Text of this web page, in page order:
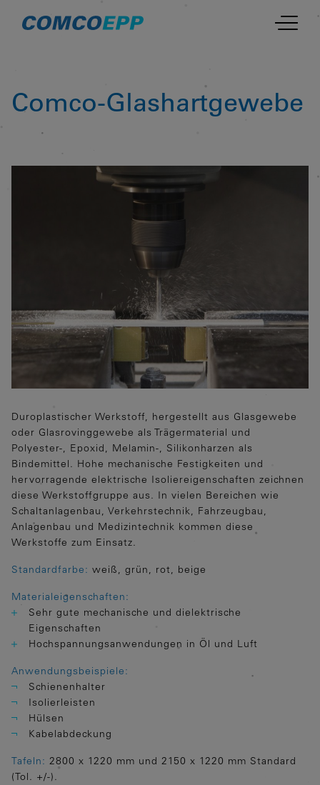
Comco-Glashartgewebe
Duroplastischer Werkstoff, hergestellt aus Glasgewebe
oder Glasrovinggewebe als Trägermaterial und
Polyester-, Epoxid, Melamin-, Silikonharzen als
Bindemittel. Hohe mechanische Festigkeiten und
hervorragende elektrische Isoliereigenschaften zeichnen
diese Werkstoffgruppe aus. In vielen Bereichen wie
Schaltanlagenbau, Verkehrstechnik, Fahrzeugbau,
Anlagenbau und Medizintechnik kommen diese
Werkstoffe zum Einsatz.
Standardfarbe: weiß, grün, rot, beige
Materialeigenschaften:
Sehr gute mechanische und dielektrische
Eigenschaften
Hochspannungsanwendungen in Öl und Luft
Anwendungsbeispiele:
Schienenhalter
Isolierleisten
Hülsen
Kabelabdeckung
Tafeln: 2800 x 1220 mm und 2150 x 1220 mm Standard
(Tol. +/-).